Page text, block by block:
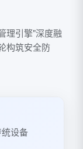
理引擎"深度融
构筑安全防
统设备